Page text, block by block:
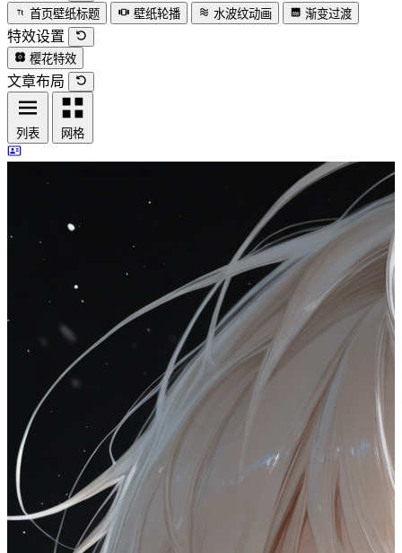
首页壁纸标题 壁纸轮播 水波纹动画 渐变过渡
特效设置
樱花特效
文章布局
列表 网格